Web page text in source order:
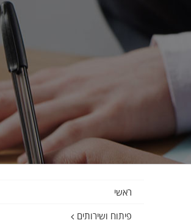
ראשי
פיתוח ושירותים